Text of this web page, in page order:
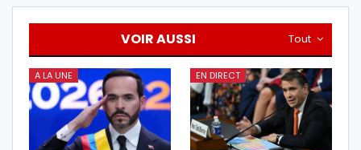
Tout
VOIR AUSSI
A LA UNE EN DIRECT